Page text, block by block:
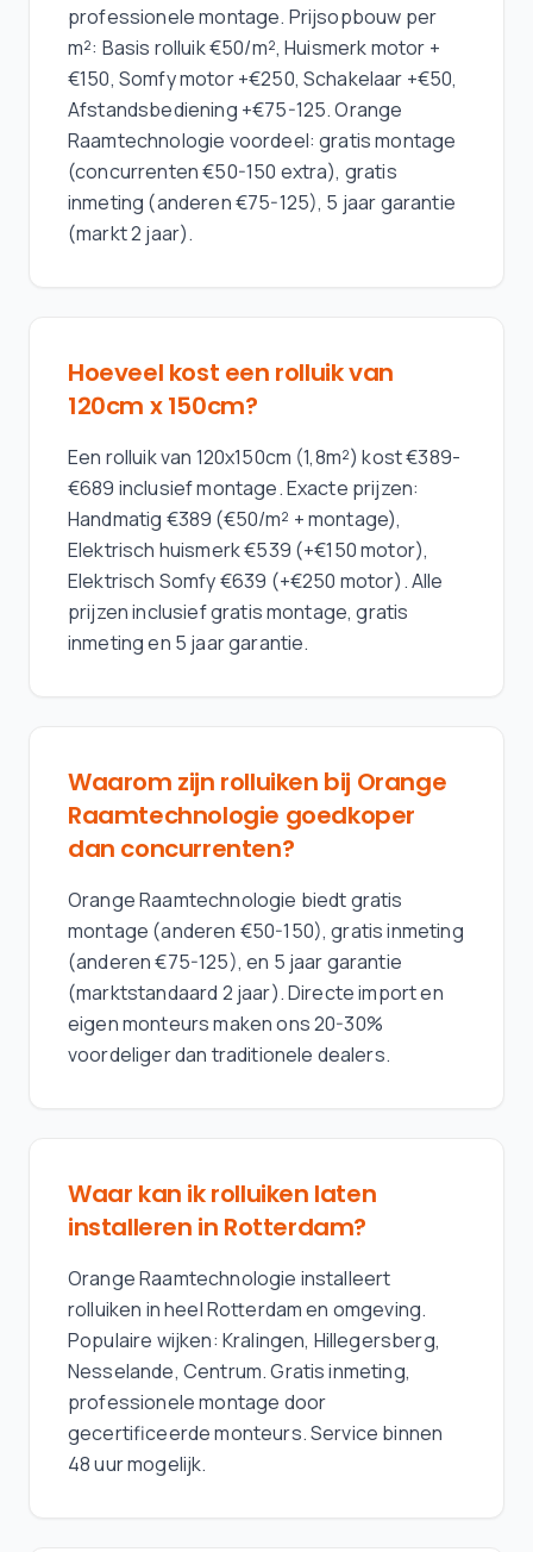
professionele montage. Prijsopbouw per
m²: Basis rolluik €50/m², Huismerk motor +
€150, Somfy motor +€250, Schakelaar +€50,
Afstandsbediening +€75-125. Orange
Raamtechnologie voordeel: gratis montage
(concurrenten €50-150 extra), gratis
inmeting (anderen €75-125), 5 jaar garantie
(markt 2 jaar).
Hoeveel kost een rolluik van
120cm x 150cm?
Een rolluik van 120x150cm (1,8m²) kost €389-
€689 inclusief montage. Exacte prijzen:
Handmatig €389 (€50/m² + montage),
Elektrisch huismerk €539 (+€150 motor),
Elektrisch Somfy €639 (+€250 motor). Alle
prijzen inclusief gratis montage, gratis
inmeting en 5 jaar garantie.
Waarom zijn rolluiken bij Orange
Raamtechnologie goedkoper
dan concurrenten?
Orange Raamtechnologie biedt gratis
montage (anderen €50-150), gratis inmeting
(anderen €75-125), en 5 jaar garantie
(marktstandaard 2 jaar). Directe import en
eigen monteurs maken ons 20-30%
voordeliger dan traditionele dealers.
Waar kan ik rolluiken laten
installeren in Rotterdam?
Orange Raamtechnologie installeert
rolluiken in heel Rotterdam en omgeving.
Populaire wijken: Kralingen, Hillegersberg,
Nesselande, Centrum. Gratis inmeting,
professionele montage door
gecertificeerde monteurs. Service binnen
48 uur mogelijk.